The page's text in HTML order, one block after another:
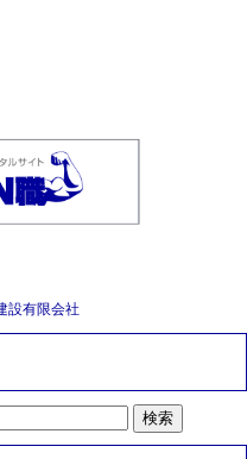
設有限会社